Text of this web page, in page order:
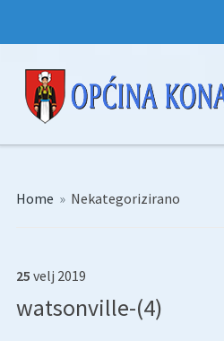
Home » Nekategorizirano
25 velj 2019
watsonville-(4)